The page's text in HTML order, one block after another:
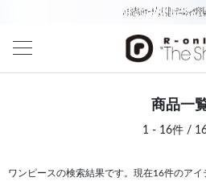
商品一
1 - 16件 /
ワンピースの検索結果です。現在16件のアイ